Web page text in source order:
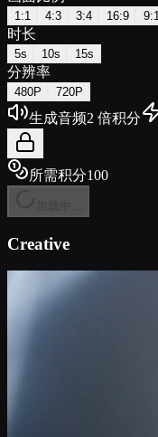
1:1 4:3 3:4 16:9
时长
5s 10s 15s
分辨率
480P 720P
生成音频2 倍积分
所需积分100
Creative